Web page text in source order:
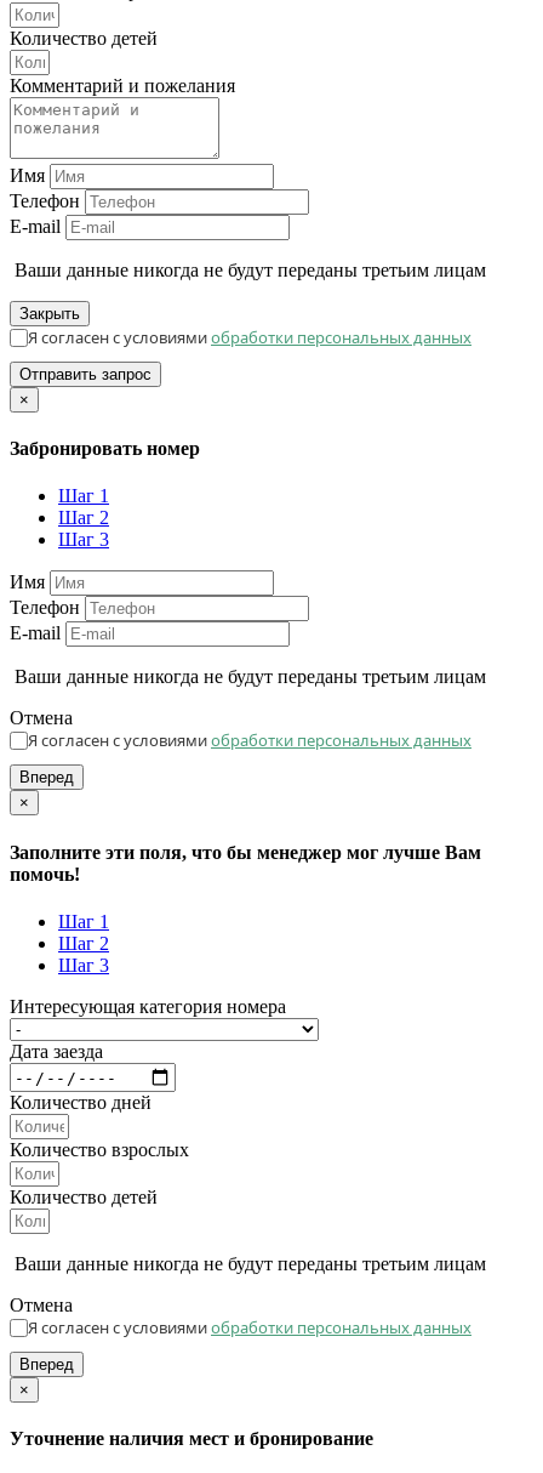
Количество детей
Комментарий и пожелания
Имя
Телефон
E-mail
Ваши данные никогда не будут переданы третьим лицам
Закрыть
Я согласен с условиямиобработки персональных данных
Отправить запрос
×
Забронировать номер
Шаг 1
Шаг 2
Шаг 3
Имя
Телефон
E-mail
Ваши данные никогда не будут переданы третьим лицам
Отмена
Я согласен с условиямиобработки персональных данных
Вперед
×
Заполните эти поля, что бы менеджер мог лучше Вам
помочь!
Шаг 1
Шаг 2
Шаг 3
Интересующая категория номера
Дата заезда
Количество дней
Количество взрослых
Количество детей
Ваши данные никогда не будут переданы третьим лицам
Отмена
Я согласен с условиямиобработки персональных данных
Вперед
×
Уточнение наличия мест и бронирование